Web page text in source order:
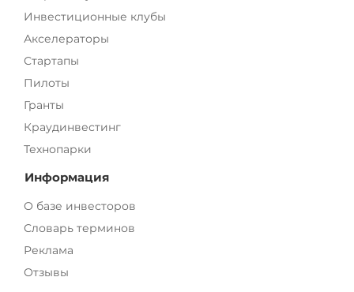
Инвестиционные клубы
Акселераторы
Стартапы
Пилоты
Гранты
Краудинвестинг
Технопарки
Информация
О базе инвесторов
Словарь терминов
Реклама
Отзывы